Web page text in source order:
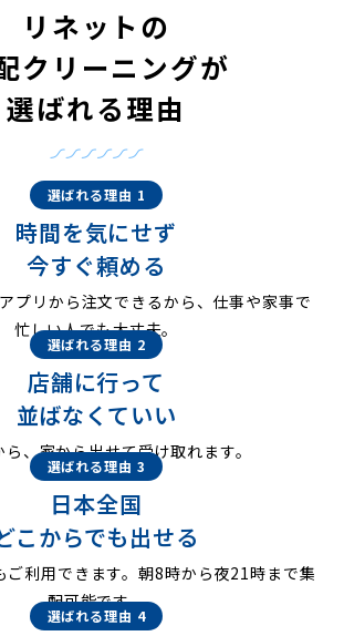
リネットの
クリーニングが
選ばれる理由
選ばれる理由 1
時間を気にせず
今すぐ頼める
プリから注文できるから、仕事や家事で
忙しい人でも大丈夫。
選ばれる理由 2
店舗に行って
並ばなくていい
、家から出せて受け取れます。
選ばれる理由 3
日本全国
こからでも出せる
ご利用できます。朝8時から夜21時まで集
配可能です。
選ばれる理由 4